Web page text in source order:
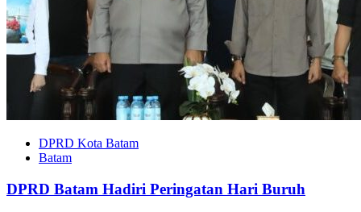
DPRD Kota Batam
Batam
DPRD Batam Hadiri Peringatan Hari Buruh